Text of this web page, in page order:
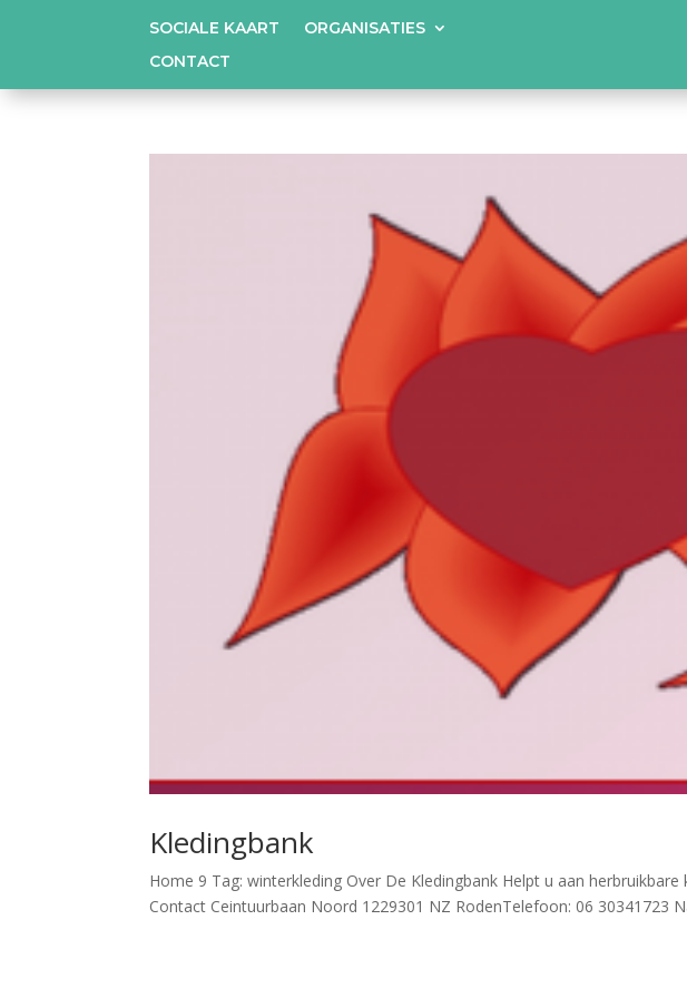
SOCIALE KAART
ORGANISATIES
CONTACT
Kledingbank
Home 9 Tag: winterkleding Over De Kledingbank Helpt u aan herbruikbare
Contact Ceintuurbaan Noord 1229301 NZ RodenTelefoon: 06 30341723